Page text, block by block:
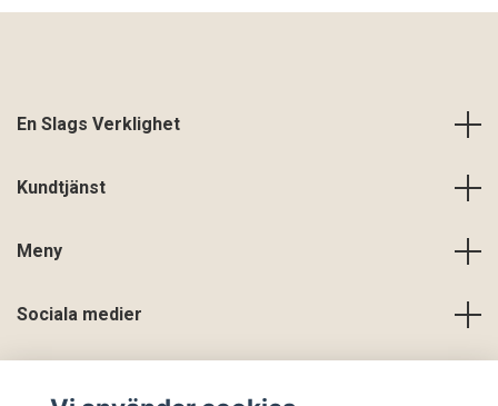
En Slags Verklighet
Kundtjänst
Meny
Sociala medier